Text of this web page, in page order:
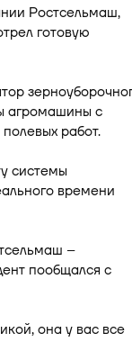
Ростсельмаш,
готовую
агромашины с
работ.
системы
времени
–
пообщался с
она у вас все